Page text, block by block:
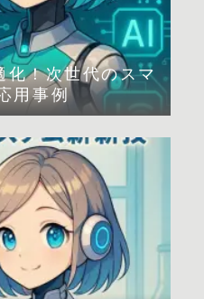
！次世代のスマ
用事例